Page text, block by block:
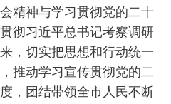
精神与学习贯彻党的二十
彻习近平总书记考察调研
，切实把思想和行动统一
推动学习宣传贯彻党的二
，团结带领全市人民不断